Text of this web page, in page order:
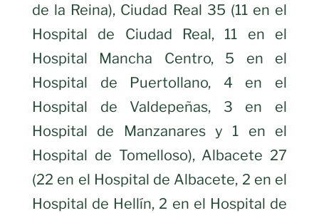
de la Reina), Ciudad Real 35 (11 en el
Hospital de Ciudad Real, 11 en el
Hospital Mancha Centro, 5 en el
Hospital de Puertollano, 4 en el
Hospital de Valdepeñas, 3 en el
Hospital de Manzanares y 1 en el
Hospital de Tomelloso), Albacete 27
(22 en el Hospital de Albacete, 2 en el
Hospital de Hellín, 2 en el Hospital de